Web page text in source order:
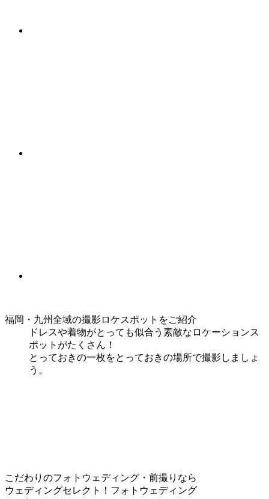
福岡・九州全域の撮影ロケスポットをご紹介
ドレスや着物がとっても似合う素敵なロケーションス
ポットがたくさん！
とっておきの一枚をとっておきの場所で撮影しましょ
う。
こだわりのフォトウェディング・前撮りなら
ウェディングセレクト！フォトウェディング